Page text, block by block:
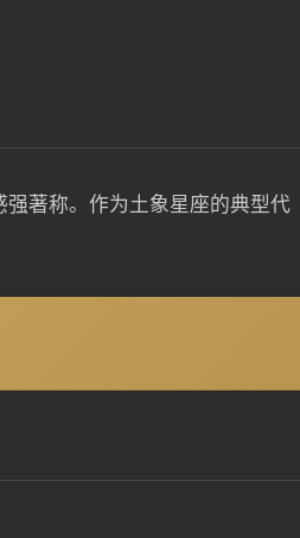
著称。作为土象星座的典型代